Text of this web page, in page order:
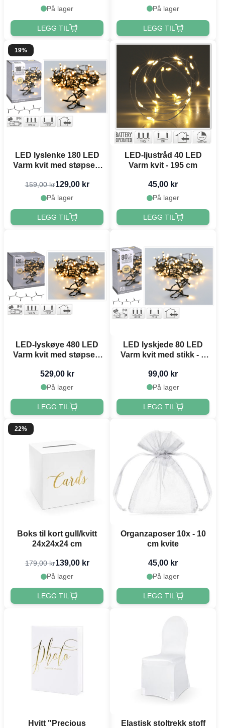
På lager
LEGG TIL
På lager
LEGG TIL
19%
LED lyslenke 180 LED
Varm kvit med støpsel -
159,00 kr129,00 kr
På lager
LEGG TIL
LED-ljustråd 40 LED
Varm kvit - 195 cm
45,00 kr
På lager
LEGG TIL
LED-lyskøye 480 LED
Varm kvit med støpsel -
529,00 kr
På lager
LEGG TIL
LED lyskjede 80 LED
Varm kvit med stikk - 6
99,00 kr
På lager
LEGG TIL
22%
Boks til kort gull/kvitt
24x24x24 cm
179,00 kr139,00 kr
På lager
LEGG TIL
Organzaposer 10x - 10
cm kvite
45,00 kr
På lager
LEGG TIL
Hvitt "Precious Elastisk stoltrekk stoff